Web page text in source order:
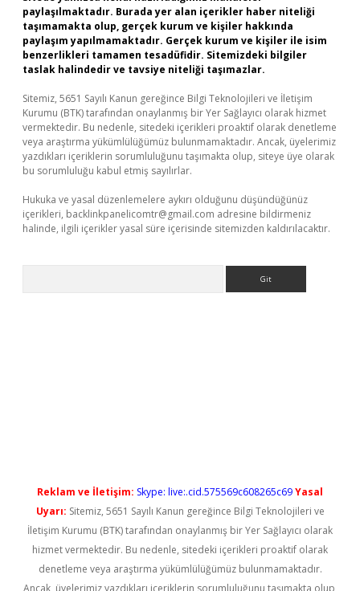
paylaşılmaktadır. Burada yer alan içerikler haber niteliği
taşımamakta olup, gerçek kurum ve kişiler hakkında
paylaşım yapılmamaktadır. Gerçek kurum ve kişiler ile isim
benzerlikleri tamamen tesadüfidir. Sitemizdeki bilgiler
taslak halindedir ve tavsiye niteliği taşımazlar.
Sitemiz, 5651 Sayılı Kanun gereğince Bilgi Teknolojileri ve İletişim
Kurumu (BTK) tarafından onaylanmış bir Yer Sağlayıcı olarak hizmet
vermektedir. Bu nedenle, sitedeki içerikleri proaktif olarak denetleme
veya araştırma yükümlülüğümüz bulunmamaktadır. Ancak, üyelerimiz
yazdıkları içeriklerin sorumluluğunu taşımakta olup, siteye üye olarak
bu sorumluluğu kabul etmiş sayılırlar.
Hukuka ve yasal düzenlemelere aykırı olduğunu düşündüğünüz
içerikleri, backlinkpanelicomtr@gmail.com adresine bildirmeniz
halinde, ilgili içerikler yasal süre içerisinde sitemizden kaldırılacaktır.
Reklam ve İletişim: Skype: live:.cid.575569c608265c69Yasal
Uyarı: Sitemiz, 5651 Sayılı Kanun gereğince Bilgi Teknolojileri ve
İletişim Kurumu (BTK) tarafından onaylanmış bir Yer Sağlayıcı olarak
hizmet vermektedir. Bu nedenle, sitedeki içerikleri proaktif olarak
denetleme veya araştırma yükümlülüğümüz bulunmamaktadır.
Ancak, üyelerimiz yazdıkları içeriklerin sorumluluğunu taşımakta olup,